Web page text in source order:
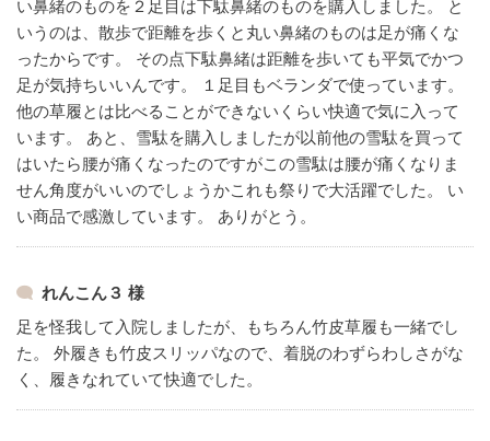
い鼻緒のものを２足目は下駄鼻緒のものを購入しました。
と
いうのは、散歩で距離を歩くと丸い鼻緒のものは足が痛くな
ったからです。
その点下駄鼻緒は距離を歩いても平気でかつ
足が気持ちいいんです。
１足目もベランダで使っています。
他の草履とは比べることができないくらい快適で気に入って
います。
あと、雪駄を購入しましたが以前他の雪駄を買って
はいたら腰が痛くなったのですがこの雪駄は腰が痛くなりま
せん角度がいいのでしょうかこれも祭りで大活躍でした。
い
い商品で感激しています。
ありがとう。
れんこん３ 様
足を怪我して入院しましたが、もちろん竹皮草履も一緒でし
た。
外履きも竹皮スリッパなので、着脱のわずらわしさがな
く、履きなれていて快適でした。